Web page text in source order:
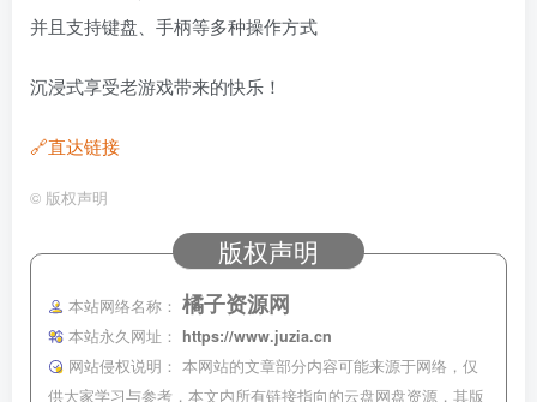
并且支持键盘、手柄等多种操作方式
沉浸式享受老游戏带来的快乐！
🔗直达链接
© 版权声明
版权声明
本站网络名称： 橘子资源网
本站永久网址：
https://www.juzia.cn
网站侵权说明： 本网站的文章部分内容可能来源于网络，仅
供大家学习与参考，本文内所有链接指向的云盘网盘资源，其版